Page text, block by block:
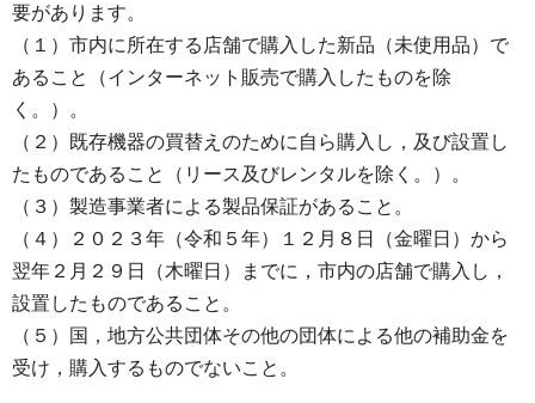
要があります。
（１）市内に所在する店舗で購入した新品（未使用品）で
あること（インターネット販売で購入したものを除
く。）。
（２）既存機器の買替えのために自ら購入し，及び設置し
たものであること（リース及びレンタルを除く。）。
（３）製造事業者による製品保証があること。
（４）２０２３年（令和５年）１２月８日（金曜日）から
翌年２月２９日（木曜日）までに，市内の店舗で購入し，
設置したものであること。
（５）国，地方公共団体その他の団体による他の補助金を
受け，購入するものでないこと。